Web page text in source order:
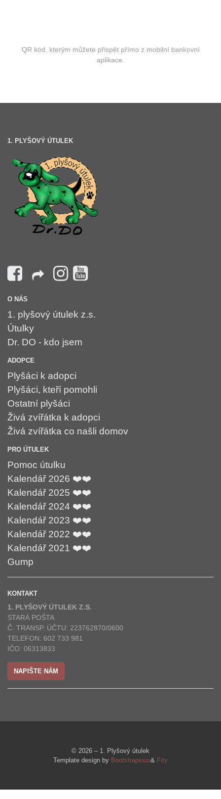
QR kód, kterým můžete přispět přímo z mobilní bankovní
aplikace.
1. PLYŠOVÝ ÚTULEK
O NÁS
1. plyšový útulek z.s.
Útulky
Dr. DO - kdo jsem
ADOPCE
Plyšáci k adopci
Plyšáci, kteří pomohli
Ostatní plyšáci
Živá zvířátka k adopci
Živá zvířátka co našli domov
PRO ÚTULEK
Pomoc útulku
Kalendář 2026 ❤️❤️
Kalendář 2025 ❤️❤️
Kalendář 2024 ❤️❤️
Kalendář 2023 ❤️❤️
Kalendář 2022 ❤️❤️
Kalendář 2021 ❤️❤️
Gump
KONTAKT
1. PLYŠOVÝ ÚTULEK Z.S.
STARÁ POŠTA
Č. TRANSP. ÚČTU: 223762870/0600
TELEFON: 602 733 981
IČO: 06313833
NAPIŠTE NÁM
© 2026 – 1. Plyšový útulek
Template design by Bootstrapious& Fity